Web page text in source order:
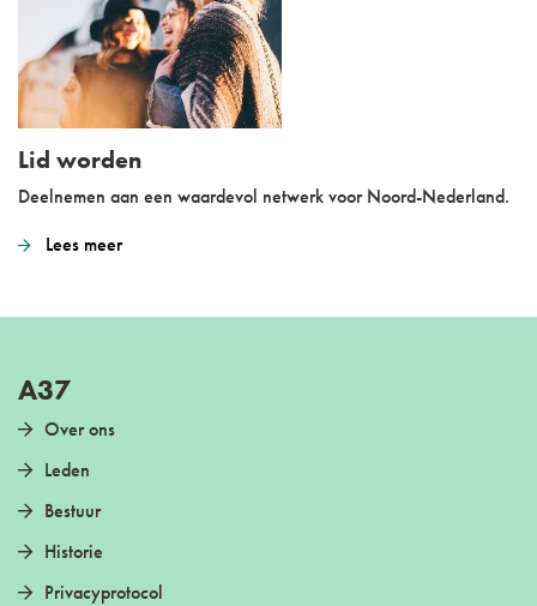
Lid worden
Deelnemen aan een waardevol netwerk voor Noord-Nederland.
Lees meer
A37
Over ons
Leden
Bestuur
Historie
Privacyprotocol